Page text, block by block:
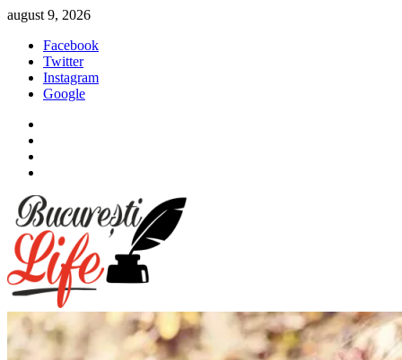
Sari
conținut
august 9, 2026
Facebook
Twitter
Instagram
Google